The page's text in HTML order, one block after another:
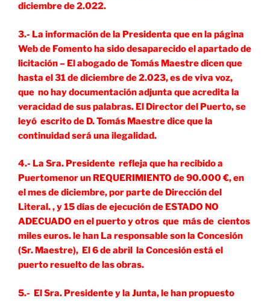
diciembre de 2.022.
3.- La información de la Presidenta que en la página
Web de Fomento ha sido desaparecido el apartado de
licitación – El abogado de Tomás Maestre dicen que
hasta el 31 de diciembre de 2.023, es de viva voz,
que no hay documentación adjunta que acredita la
veracidad de sus palabras. El Director del Puerto, se
leyó escrito de D. Tomás Maestre dice que la
continuidad será una ilegalidad.
4.- La Sra. Presidente refleja que ha recibido a
Puertomenor un REQUERIMIENTO de 90.000 €, en
el mes de diciembre, por parte de Dirección del
Literal. , y 15 días de ejecución de ESTADO NO
ADECUADO en el puerto y otros que más de cientos
miles euros. le han La responsable son la Concesión
(Sr. Maestre), El 6 de abril la Concesión está el
puerto resuelto de las obras.
5.- El Sra. Presidente y la Junta, le han propuesto